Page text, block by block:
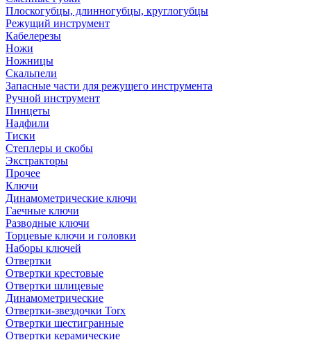
Плоскогубцы, длинногубцы, круглогубцы
Режущий инструмент
Кабелерезы
Ножи
Ножницы
Скальпели
Запасные части для режущего инструмента
Ручной инструмент
Пинцеты
Надфили
Тиски
Степлеры и скобы
Экстракторы
Прочее
Ключи
Динамометрические ключи
Гаечные ключи
Разводные ключи
Торцевые ключи и головки
Наборы ключей
Отвертки
Отвертки крестовые
Отвертки шлицевые
Динамометрические
Отвертки-звездочки Torx
Отвертки шестигранные
Отвертки керамические